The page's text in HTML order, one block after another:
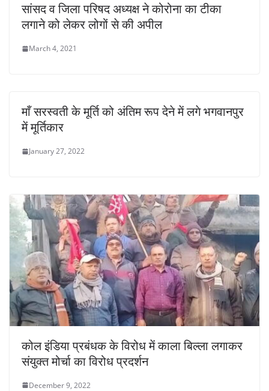
सांसद व जिला परिषद अध्यक्ष ने कोरोना का टीका
लगाने को लेकर लोगों से की अपील
March 4, 2021
माँ सरस्वती के मूर्ति को अंतिम रूप देने में लगे भगवानपुर
में मूर्तिकार
January 27, 2022
कोल इंडिया प्रबंधक के विरोध में काला बिल्ला लगाकर
संयुक्त मोर्चा का विरोध प्रदर्शन
December 9, 2022